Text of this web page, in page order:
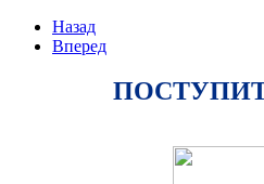
Назад
Вперед